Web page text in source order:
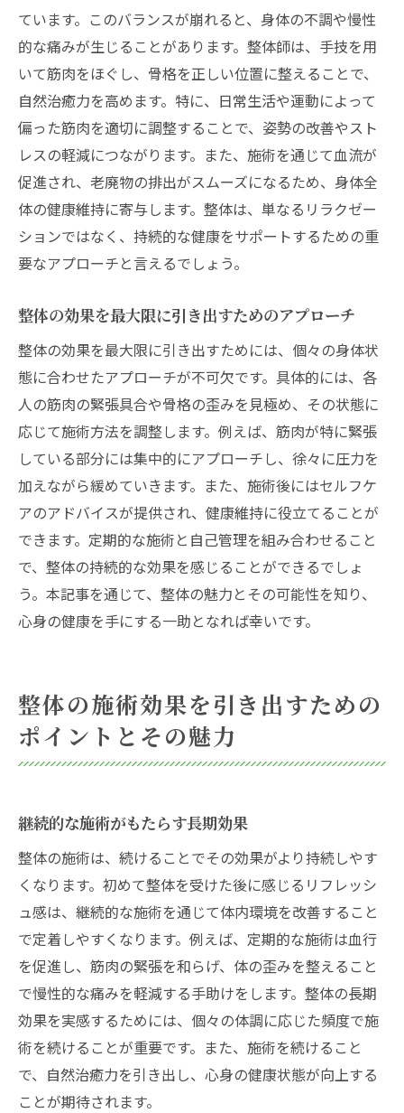
整体による身体のリフレッシュ効果と長期的な
改善の関係
施術後のリフレッシュ感とその持続性
整体で得るリラクゼーションの持続効果
長期的な健康効果を目指すための整体の役
割
整体により得られる深い睡眠の質向上
心と身体のリフレッシュでストレスを軽減
整体の継続的な効果を実感するためのステ
ップ
ています。このバランスが崩れると、身体の不調や慢性
的な痛みが生じることがあります。整体師は、手技を用
いて筋肉をほぐし、骨格を正しい位置に整えることで、
自然治癒力を高めます。特に、日常生活や運動によって
偏った筋肉を適切に調整することで、姿勢の改善やスト
レスの軽減につながります。また、施術を通じて血流が
促進され、老廃物の排出がスムーズになるため、身体全
体の健康維持に寄与します。整体は、単なるリラクゼー
ションではなく、持続的な健康をサポートするための重
要なアプローチと言えるでしょう。
整体の効果を最大限に引き出すためのアプローチ
整体の効果を最大限に引き出すためには、個々の身体状
態に合わせたアプローチが不可欠です。具体的には、各
人の筋肉の緊張具合や骨格の歪みを見極め、その状態に
応じて施術方法を調整します。例えば、筋肉が特に緊張
している部分には集中的にアプローチし、徐々に圧力を
加えながら緩めていきます。また、施術後にはセルフケ
アのアドバイスが提供され、健康維持に役立てることが
できます。定期的な施術と自己管理を組み合わせること
で、整体の持続的な効果を感じることができるでしょ
う。本記事を通じて、整体の魅力とその可能性を知り、
心身の健康を手にする一助となれば幸いです。
整体の施術効果を引き出すための
ポイントとその魅力
継続的な施術がもたらす長期効果
整体の施術は、続けることでその効果がより持続しやす
くなります。初めて整体を受けた後に感じるリフレッシ
ュ感は、継続的な施術を通じて体内環境を改善すること
で定着しやすくなります。例えば、定期的な施術は血行
を促進し、筋肉の緊張を和らげ、体の歪みを整えること
で慢性的な痛みを軽減する手助けをします。整体の長期
効果を実感するためには、個々の体調に応じた頻度で施
術を続けることが重要です。また、施術を続けること
で、自然治癒力を引き出し、心身の健康状態が向上する
ことが期待されます。